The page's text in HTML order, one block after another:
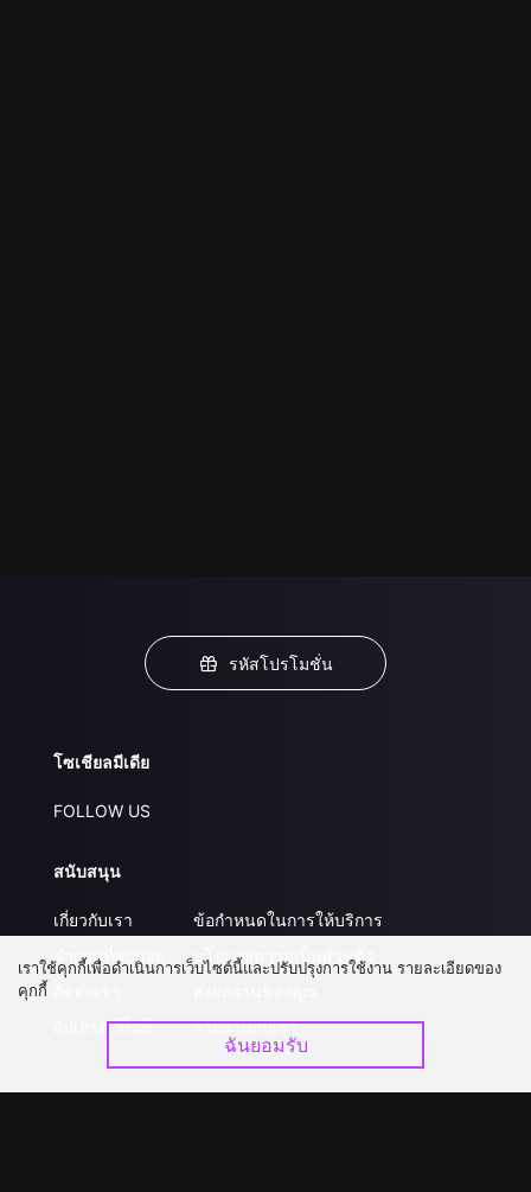
รหัสโปรโมชั่น
โซเชียลมีเดีย
FOLLOW US
สนับสนุน
เกี่ยวกับเรา
คำถามที่พบบ่อย
อัปเกรด วีไอพี
ข้อกำหนดในการให้บริการ
นโยบายความเป็นส่วนตัว
ร่วมงานกับเรา
เราใช้คุกกี้เพื่อดำเนินการเว็บไซต์นี้และปรับปรุงการใช้งาน รายละเอียดของ
คุกกี้
ฉันยอมรับ